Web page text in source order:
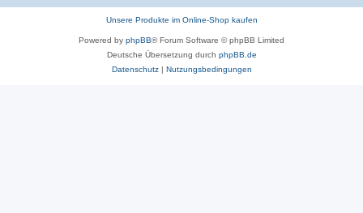
Unsere Produkte im Online-Shop kaufen
Powered by phpBB® Forum Software © phpBB Limited
Deutsche Übersetzung durch phpBB.de
Datenschutz| Nutzungsbedingungen